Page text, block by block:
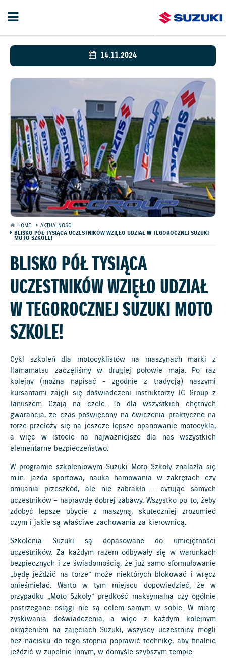
14.11.2024
HOME
AKTUALNOŚCI
BLISKO PÓŁ TYSIĄCA UCZESTNIKÓW WZIĘŁO UDZIAŁ W TEGOROCZNEJ SUZUKI
MOTO SZKOLE!
BLISKO PÓŁ TYSIĄCA
UCZESTNIKÓW WZIĘŁO UDZIAŁ
W TEGOROCZNEJ SUZUKI MOTO
SZKOLE!
Cykl szkoleń dla motocyklistów na maszynach marki z
Hamamatsu zaczęliśmy w drugiej połowie maja. Po raz
kolejny (można napisać - zgodnie z tradycją) naszymi
kursantami zajęli się doświadczeni instruktorzy JC Group z
Januszem Czają na czele. To dla wszystkich chętnych
gwarancja, że czas poświęcony na ćwiczenia praktyczne na
torze przełoży się na jeszcze lepsze opanowanie motocykla,
a więc w istocie na najważniejsze dla nas wszystkich
elementarne bezpieczeństwo.
W programie szkoleniowym Suzuki Moto Szkoły znalazła się
m.in. jazda sportowa, nauka hamowania w zakrętach czy
omijania przeszkód, ale nie zabrakło – cytując samych
uczestników – naprawdę dobrej zabawy. Wszystko po to, żeby
zdobyć lepsze obycie z maszyną, skuteczniej zrozumieć
czym i jakie są właściwe zachowania za kierownicą.
Szkolenia Suzuki są dopasowane do umiejętności
uczestników. Za każdym razem odbywały się w warunkach
bezpiecznych i ze świadomością, że już samo sformułowanie
„będę jeździć na torze” może niektórych blokować i wręcz
onieśmielać. Warto w tym miejscu dopowiedzieć, że w
przypadku „Moto Szkoły” prędkość maksymalna czy ogólnie
postrzegane osiągi nie są celem samym w sobie. W miarę
zyskiwania doświadczenia, a więc z każdym kolejnym
okrążeniem na zajęciach Suzuki, wszyscy uczestnicy mogli
bez nacisku do tego stopnia poprawić technikę, aby finalnie
jeździć w zupełnie innym, w domyśle szybszym tempie.